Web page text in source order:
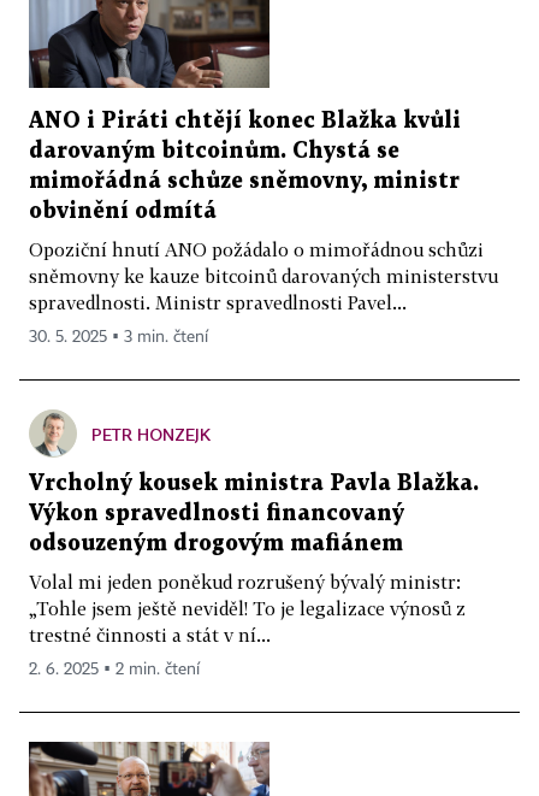
ANO i Piráti chtějí konec Blažka kvůli
darovaným bitcoinům. Chystá se
mimořádná schůze sněmovny, ministr
obvinění odmítá
Opoziční hnutí ANO požádalo o mimořádnou schůzi
sněmovny ke kauze bitcoinů darovaných ministerstvu
spravedlnosti. Ministr spravedlnosti Pavel...
30. 5. 2025 ▪ 3 min. čtení
PETR HONZEJK
Vrcholný kousek ministra Pavla Blažka.
Výkon spravedlnosti financovaný
odsouzeným drogovým mafiánem
Volal mi jeden poněkud rozrušený bývalý ministr:
„Tohle jsem ještě neviděl! To je legalizace výnosů z
trestné činnosti a stát v ní...
2. 6. 2025 ▪ 2 min. čtení